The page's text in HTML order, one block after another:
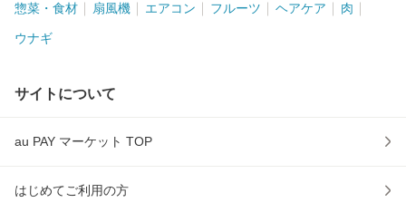
惣菜・食材 扇風機 エアコン フルーツ ヘアケア 肉
ウナギ
サイトについて
au PAY マーケット TOP
はじめてご利用の方